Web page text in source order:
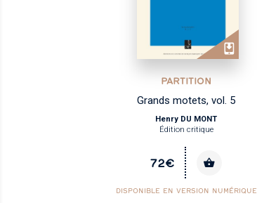
PARTITION
Grands motets, vol. 5
Henry DU MONT
Édition critique
72€
DISPONIBLE EN VERSION NUMÉRIQUE